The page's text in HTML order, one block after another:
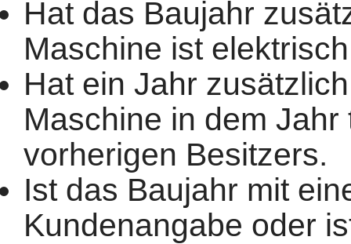
Hat das Baujahr
Maschine ist
Hat ein Jahr
Maschine in dem
vorherigen Besitzers.
Ist das Baujahr mit
Kundenangabe oder